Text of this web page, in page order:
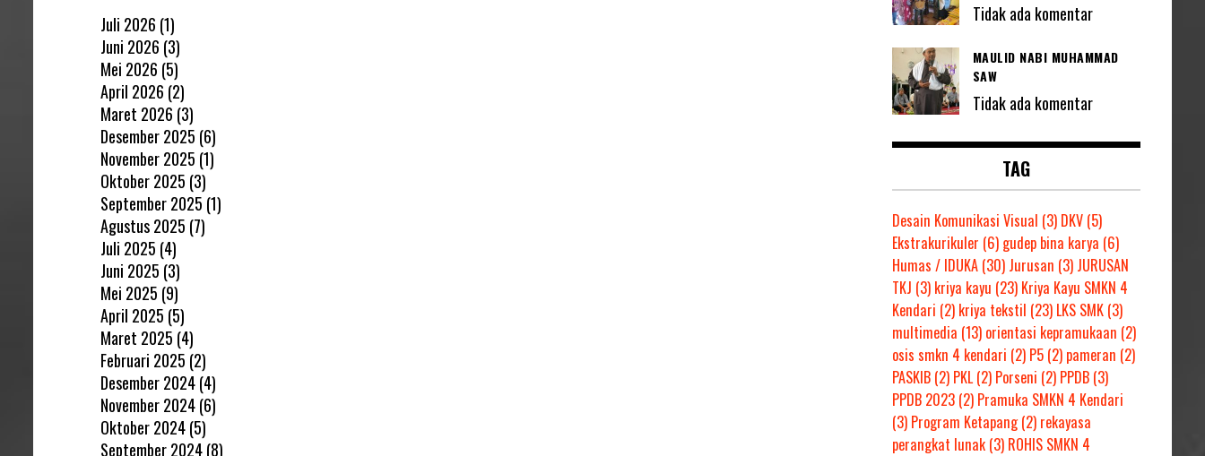
Juli 2026 (1)
Juni 2026 (3)
Mei 2026 (5)
April 2026 (2)
Maret 2026 (3)
Desember 2025 (6)
November 2025 (1)
Oktober 2025 (3)
September 2025 (1)
Agustus 2025 (7)
Juli 2025 (4)
Juni 2025 (3)
Mei 2025 (9)
April 2025 (5)
Maret 2025 (4)
Februari 2025 (2)
Desember 2024(4)
November 2024(6)
Oktober 2024(5)
September 2024(8)
Tidak ada komentar
MAULID NABI MUHAMMAD
SAW
Tidak ada komentar
TAG
Desain Komunikasi Visual (3) DKV(5)
Ekstrakurikuler (6) gudep bina karya (6)
Humas / IDUKA(30) Jurusan (3) JURUSAN
TKJ (3) kriya kayu (23) Kriya Kayu SMKN 4
Kendari (2) kriya tekstil (23) LKS SMK(3)
multimedia (13) orientasi kepramukaan (2)
osis smkn 4 kendari (2) P5(2) pameran (2)
PASKIB(2) PKL(2) Porseni (2) PPDB(3)
PPDB 2023(2) Pramuka SMKN 4 Kendari
(3) Program Ketapang(2) rekayasa
perangkat lunak(3) ROHIS SMKN 4